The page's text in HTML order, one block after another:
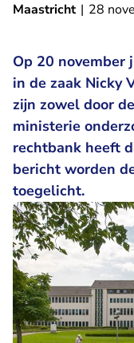
Maastricht | 28
Op 20 november
in de zaak Nicky
zijn zowel door
ministerie
rechtbank heeft
bericht worden
toegelicht.